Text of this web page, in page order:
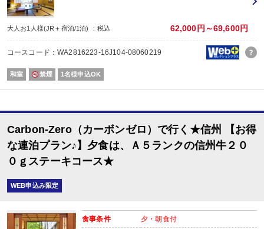
【おたのしみメニュー】
・貸切風呂45分1,000円でご利用ＯＫ
（通常45分2,000円／チェックイン時先
・誕生日又は賀寿の方はケーキと記念写真付。結婚記念日の方はリキュール酒
※記念日前後二週間が宿泊期間中に含まれる場合に限ります。証明できるも
※予約条件入力の画面でチェックを入れて下さい。
【2名1室でご利用の場合】 おとな1名＋こどもA/B1名OK♪
おとな1名＋こども1名ご利用でも、お子様はこども代金でOK♪
■夕食
場所:
内容:
場所:
レストラン（鹿鳴又は白雲）
大人お1人様(JR＋宿泊/1泊) ：税込 62,000円～69,600円
コースコード：WA2816223-16J104-08060219
和室 禁煙 1名様申込OK
Carbon-Zero（カーボンゼロ）で行く★信州 【お得
な連泊プラン♪】夕食は、Ａ５ランクの信州牛２０
０ｇステーキコース★
WEB申込み限定
食事条件 夕・朝食付